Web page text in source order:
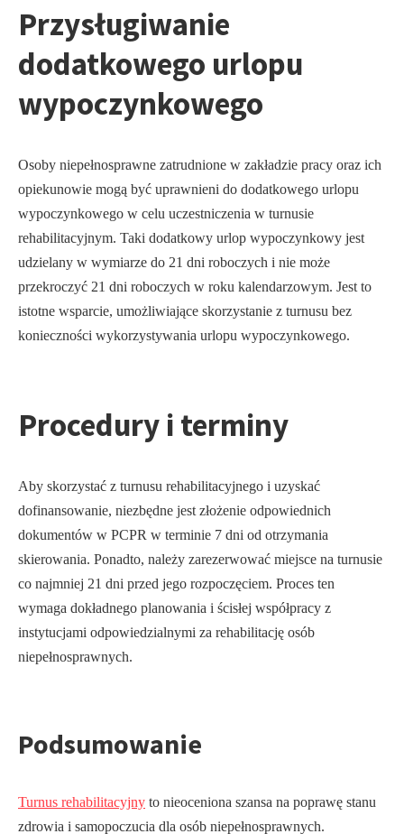
Przysługiwanie
dodatkowego urlopu
wypoczynkowego
Osoby niepełnosprawne zatrudnione w zakładzie pracy oraz ich
opiekunowie mogą być uprawnieni do dodatkowego urlopu
wypoczynkowego w celu uczestniczenia w turnusie
rehabilitacyjnym. Taki dodatkowy urlop wypoczynkowy jest
udzielany w wymiarze do 21 dni roboczych i nie może
przekroczyć 21 dni roboczych w roku kalendarzowym. Jest to
istotne wsparcie, umożliwiające skorzystanie z turnusu bez
konieczności wykorzystywania urlopu wypoczynkowego.
Procedury i terminy
Aby skorzystać z turnusu rehabilitacyjnego i uzyskać
dofinansowanie, niezbędne jest złożenie odpowiednich
dokumentów w PCPR w terminie 7 dni od otrzymania
skierowania. Ponadto, należy zarezerwować miejsce na turnusie
co najmniej 21 dni przed jego rozpoczęciem. Proces ten
wymaga dokładnego planowania i ścisłej współpracy z
instytucjami odpowiedzialnymi za rehabilitację osób
niepełnosprawnych.
Podsumowanie
Turnus rehabilitacyjny to nieoceniona szansa na poprawę stanu
zdrowia i samopoczucia dla osób niepełnosprawnych.